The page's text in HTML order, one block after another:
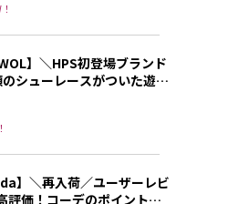
】＼HPS初登場ブランド
シューレースがついた遊び
】＼再入荷／ユーザーレビ
評価！コーデのポイントに